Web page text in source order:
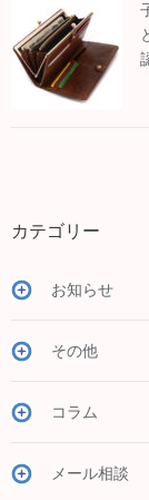
カテゴリー
お知らせ
その他
コラム
メール相談